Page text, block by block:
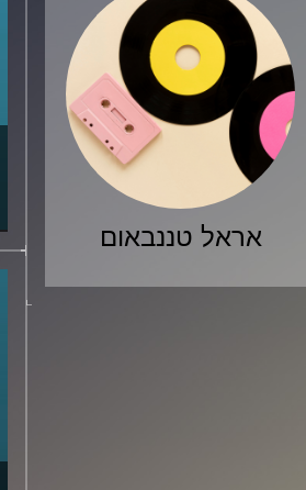
אראל טננבאום